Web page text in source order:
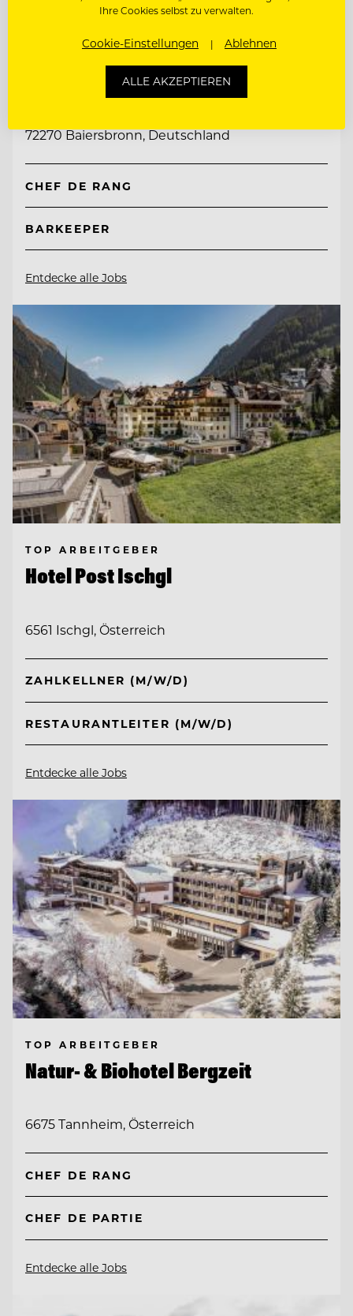
Genusshotel Sackmann
72270 Baiersbronn, Deutschland
CHEF DE RANG
BARKEEPER
Entdecke alle Jobs
TOP ARBEITGEBER
Hotel Post Ischgl
6561 Ischgl, Österreich
ZAHLKELLNER (M/W/D)
RESTAURANTLEITER (M/W/D)
Entdecke alle Jobs
TOP ARBEITGEBER
Natur- & Biohotel Bergzeit
6675 Tannheim, Österreich
CHEF DE RANG
CHEF DE PARTIE
Entdecke alle Jobs
Ihre Cookies selbst zu verwalten.
Cookie-Einstellungen Ablehnen
ALLE AKZEPTIEREN